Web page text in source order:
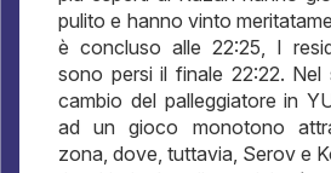
pulito e hanno vinto
è concluso alle 22:25, I
sono persi il finale 22:22.
cambio del palleggiatore in
ad un gioco monotono
zona, dove, tuttavia, Serov e